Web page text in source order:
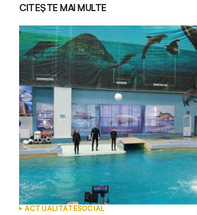
CITEȘTE MAI MULTE
ACTUALITATESOCIAL